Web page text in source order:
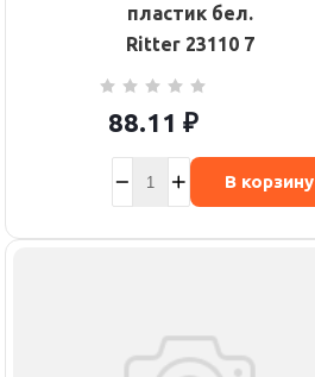
пластик бел.
Ritter 23110 7
88.11 ₽
В корзину